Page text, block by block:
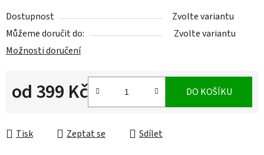
Dostupnost
Zvolte variantu
Můžeme doručit do:
Zvolte variantu
Možnosti doručení
od399 Kč DO KOŠÍKU
Tisk Zeptat se Sdílet